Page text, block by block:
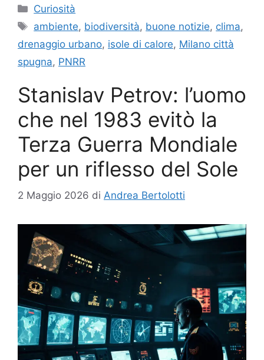
Categorie
Curiosità
Tag
ambiente, biodiversità, buone notizie, clima,
drenaggio urbano, isole di calore, Milano città
spugna, PNRR
Stanislav Petrov: l’uomo
che nel 1983 evitò la
Terza Guerra Mondiale
per un riflesso del Sole
2 Maggio 2026 di Andrea Bertolotti